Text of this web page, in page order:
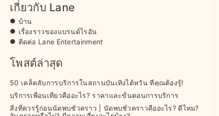
เกี่ยวกับ Lane
บ้าน
เรื่องราวของแบรนด์ไรอัน
ติดต่อ Lane Entertainment
โพสต์ล่าสุด
50 เคล็ดลับการบริการในสถานบันเทิงไต้หวัน ที่คุณต้องรู้!
บริการเพื่อนเที่ยวคืออะไร? ราคาและขั้นตอนการบริการ
สิ่งที่ควรรู้ก่อนนัดพบชั่วคราว | นัดพบชั่วคราวคืออะไร? ดีไหม?